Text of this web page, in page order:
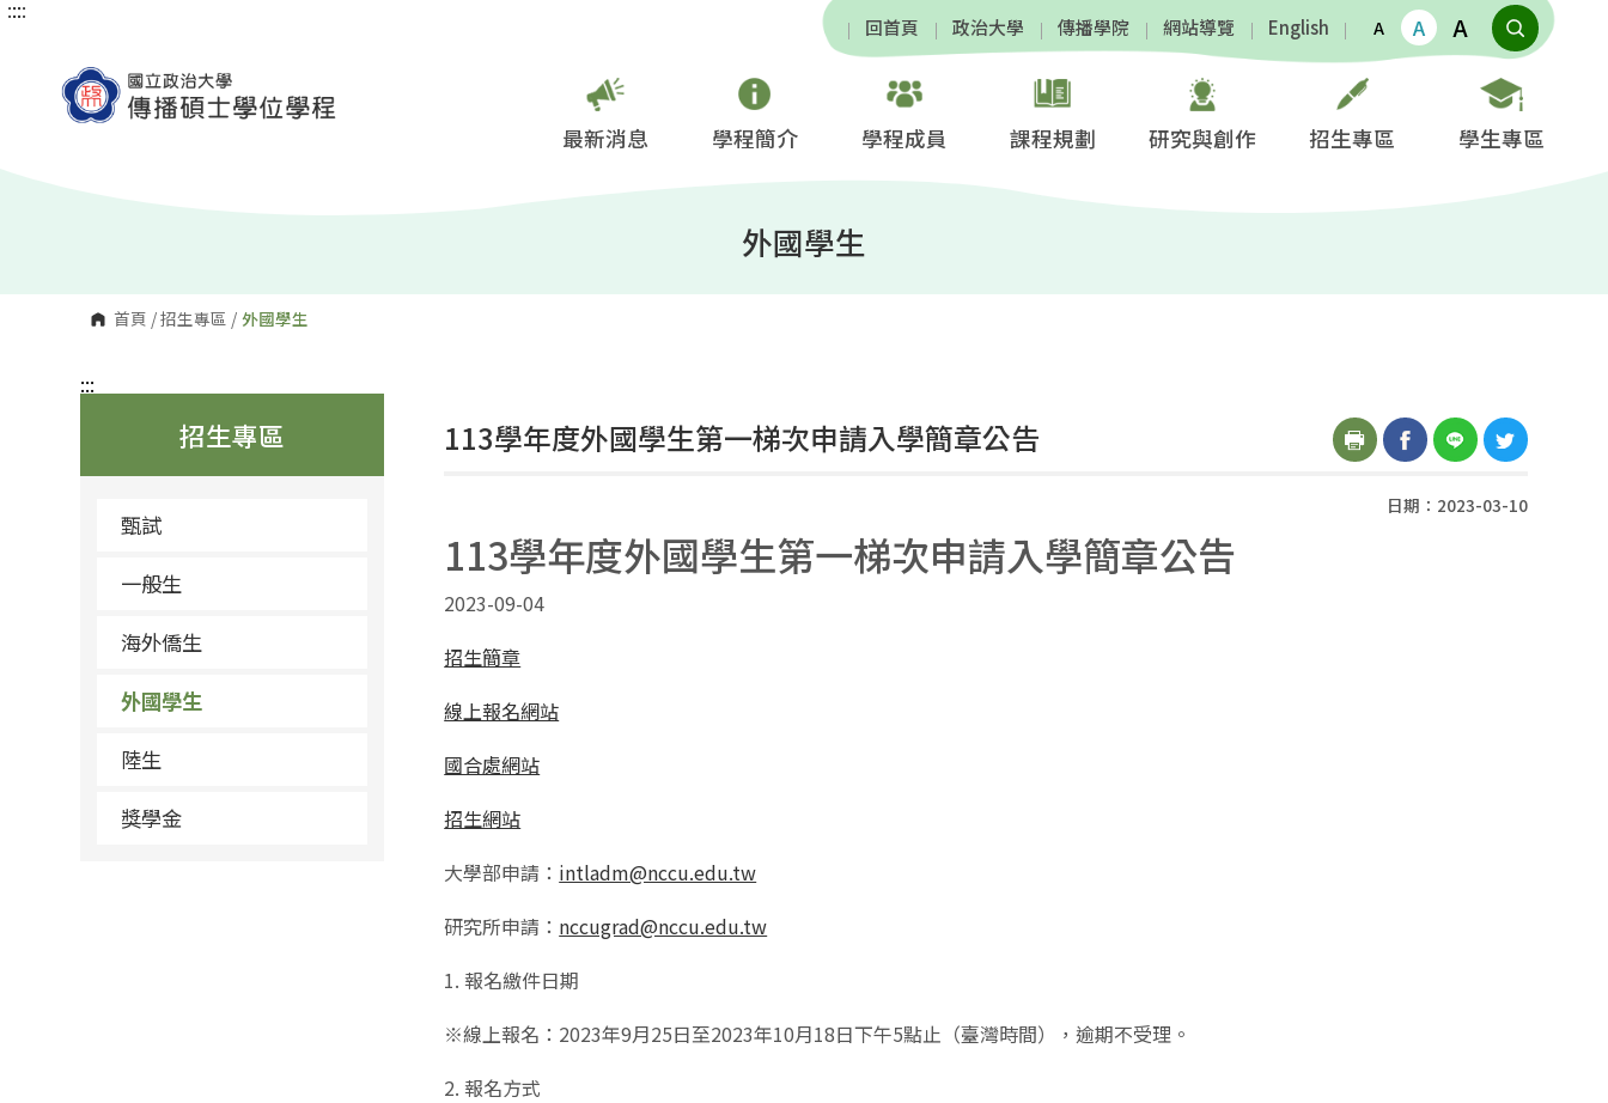
跳
:::
回首頁 政治大學 傳播學院 網站導覽 English A A A
最新消息 學程簡介 學程成員 課程規劃 研究與創作 招生專區 學生專區
外國學生
首頁 /招生專區 / 外國學生
:::
招生專區
甄試
一般生
海外僑生
外國學生
陸生
獎學金
:::
113學年度外國學生第一梯次申請入學簡章公告
日期：2023-03-10
113學年度外國學生第一梯次申請入學簡章公告
2023-09-04
招生簡章
線上報名網站
國合處網站
招生網站
大學部申請： intladm@nccu.edu.tw
研究所申請： nccugrad@nccu.edu.tw
1. 報名繳件日期
※線上報名：2023年9月25日至2023年10月18日下午5點止（臺灣時間），逾期不受理。
2. 報名方式